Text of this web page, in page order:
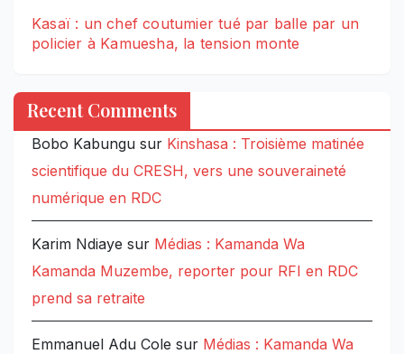
Kasaï : un chef coutumier tué par balle par un
policier à Kamuesha, la tension monte
Recent Comments
Bobo Kabungu sur Kinshasa : Troisième matinée
scientifique du CRESH, vers une souveraineté
numérique en RDC
Karim Ndiaye sur Médias : Kamanda Wa
Kamanda Muzembe, reporter pour RFI en RDC
prend sa retraite
Emmanuel Adu Cole sur Médias : Kamanda Wa